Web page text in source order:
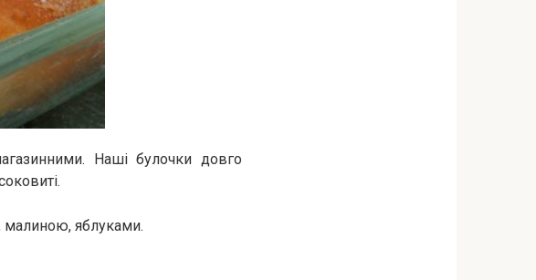
Наші булочки довго
малиною, яблуками.